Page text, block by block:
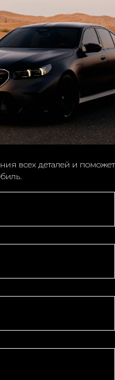
Range Rover
Mercedes
with your car choice.
всех деталей и поможет